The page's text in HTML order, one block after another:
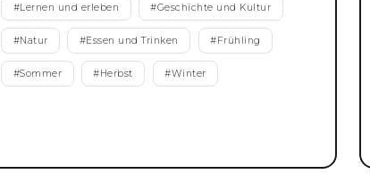
#Lernen und erleben #Geschichte und Kultur
#Natur #Essen und Trinken #Frühling
#Sommer #Herbst #Winter